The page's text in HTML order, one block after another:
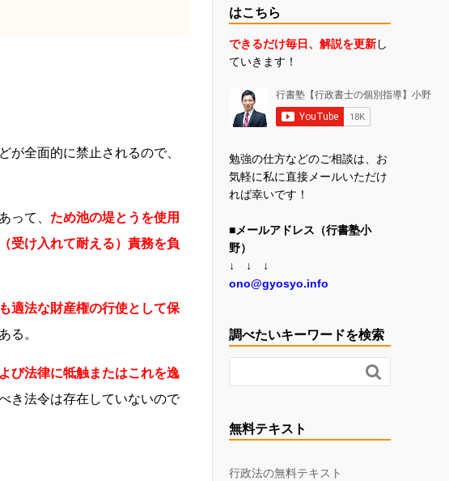
が全面的に禁止されるので、
って、 ため池の堤とうを使用
受け入れて耐える）責務を負
適法な財産権の行使として保
る。
び法律に牴触またはこれを逸
き法令は存在していないので
はこちら
できるだけ毎日、解説を更新し
ていきます！
勉強の仕方などのご相談は、お
気軽に私に直接メールいただけ
れば幸いです！
■メールアドレス（行書塾小
野）
↓ ↓ ↓
ono@gyosyo.info
調べたいキーワードを検索

無料テキスト
行政法の無料テキスト